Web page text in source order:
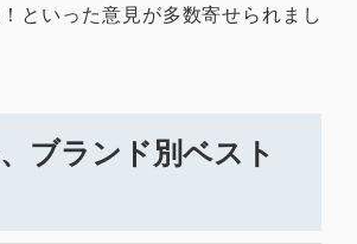
といった意見が多数寄せられまし
ブランド別ベスト